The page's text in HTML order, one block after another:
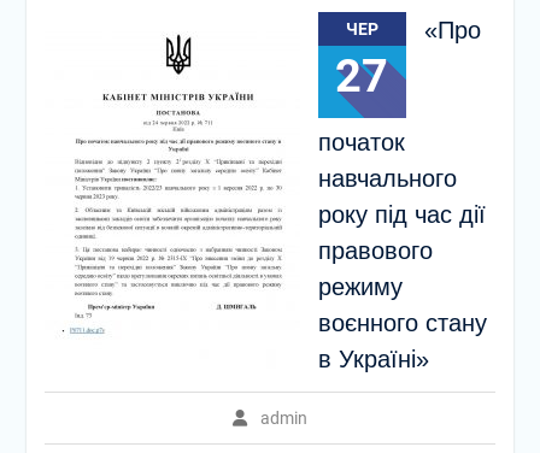
ЧЕР
27
«Про
початок
навчального
року під час дії
правового
режиму
воєнного стану
в Україні»
admin